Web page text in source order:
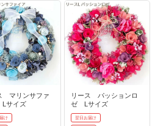
マリンサファ
サイズ
け
リース パッションロ
ゼ Lサイズ
翌日お届け